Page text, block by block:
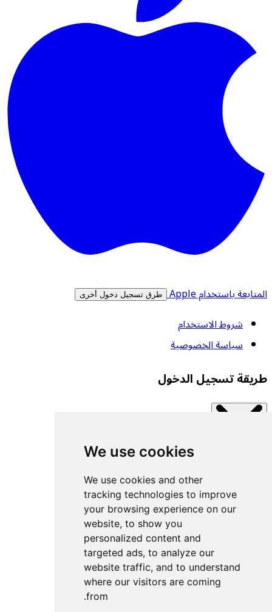
We use cookies
We use cookies and other
tracking technologies to improve
your browsing experience on our
website, to show you
personalized content and
targeted ads, to analyze our
website traffic, and to understand
where our visitors are coming
from.
المتابعة باستخدام Apple طرق تسجيل دخول أخرى
شروط الاستخدام
سياسة الخصوصية
طريقة تسجيل الدخول
اتصل بإحدى الخدمات المتاحة.
تسجيل الدخول بمفتاح مرور
تسجيل الدخول باستخدام UACF
تسجيل الدخول باستخدام Decathlon
تسجيل الدخول باستخدام Withings